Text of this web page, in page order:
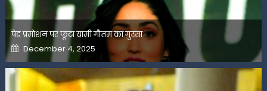
पेड प्रमोशन पर फूटा यामी गौतम का गुस्सा
Posted
on
December 4, 2025